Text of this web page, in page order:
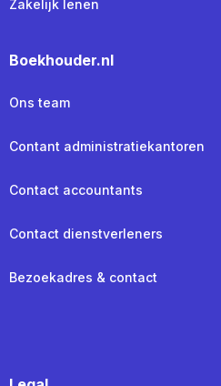
Zakelijk lenen
Boekhouder.nl
Ons team
Contant administratiekantoren
Contact accountants
Contact dienstverleners
Bezoekadres & contact